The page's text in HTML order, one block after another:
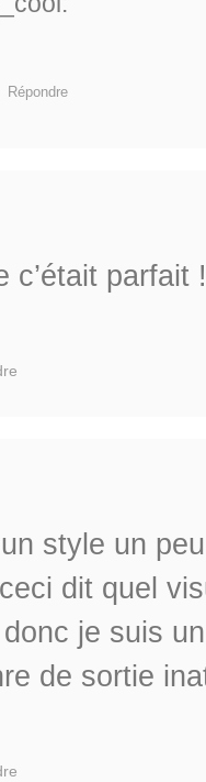
Répondre
c’était parfait !
style un
dit quel
je suis
de sortie